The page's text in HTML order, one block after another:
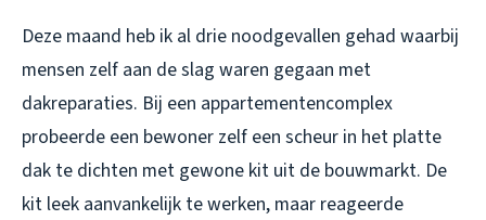
Deze maand heb ik al drie noodgevallen gehad waarbij
mensen zelf aan de slag waren gegaan met
dakreparaties. Bij een appartementencomplex
probeerde een bewoner zelf een scheur in het platte
dak te dichten met gewone kit uit de bouwmarkt. De
kit leek aanvankelijk te werken, maar reageerde